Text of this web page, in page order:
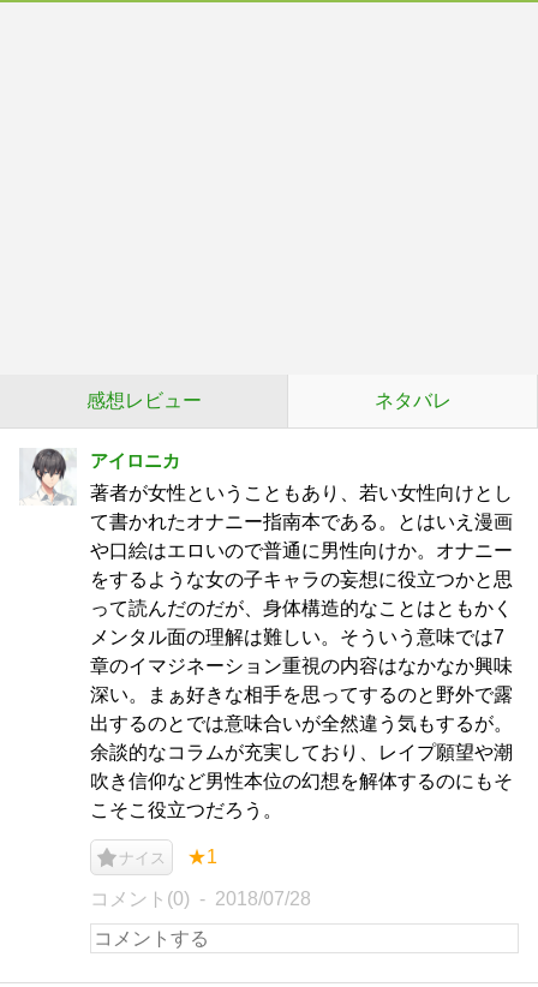
感想レビュー ネタバレ
アイロニカ
著者が女性ということもあり、若い女性向けとし
て書かれたオナニー指南本である。とはいえ漫画
や口絵はエロいので普通に男性向けか。オナニー
をするような女の子キャラの妄想に役立つかと思
って読んだのだが、身体構造的なことはともかく
メンタル面の理解は難しい。そういう意味では7
章のイマジネーション重視の内容はなかなか興味
深い。まぁ好きな相手を思ってするのと野外で露
出するのとでは意味合いが全然違う気もするが。
余談的なコラムが充実しており、レイプ願望や潮
吹き信仰など男性本位の幻想を解体するのにもそ
こそこ役立つだろう。
ナイス ★1
コメント(0) 2018/07/28